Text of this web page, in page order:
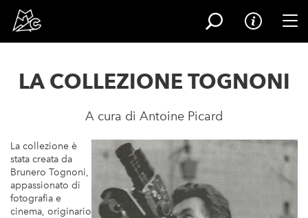
contenuto
principale
LA COLLEZIONE TOGNONI
A cura di Antoine Picard
La collezione è
stata creata da
Brunero Tognoni,
appassionato di
fotografia e
cinema, originario